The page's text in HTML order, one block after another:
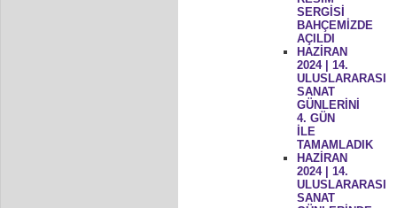
SERGİSİ
BAHÇEMİZDE
AÇILDI
HAZİRAN
2024 | 14.
ULUSLARARASI
SANAT
GÜNLERİNİ
4. GÜN
İLE
TAMAMLADIK
HAZİRAN
2024 | 14.
ULUSLARARASI
SANAT